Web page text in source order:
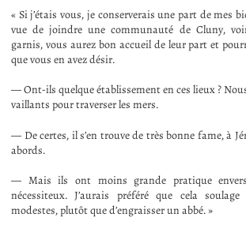
« Si j’étais vous, je conserverais une part de mes
vue de joindre une communauté de Cluny,
garnis, vous aurez bon accueil de leur part et
que vous en avez désir.
— Ont-ils quelque établissement en ces lieux ?
vaillants pour traverser les mers.
— De certes, il s’en trouve de très bonne fame, à
abords.
— Mais ils ont moins grande pratique
nécessiteux. J’aurais préféré que cela
modestes, plutôt que d’engraisser un abbé. »